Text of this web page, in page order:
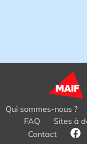
Qui sommes-nous ?
FAQ
Sites à
Contact